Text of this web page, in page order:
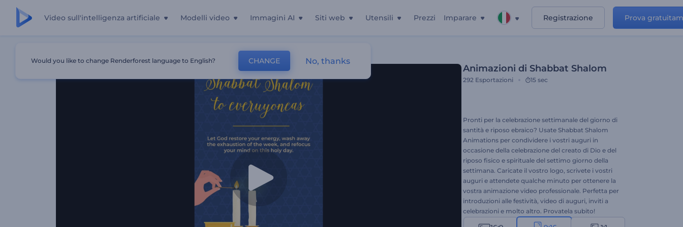
Video sull'intelligenza artificiale Modelli video Immagini AI Siti web Utensili Prezzi Imparare Registrazione Prova
Animazioni di Shabbat Shalom
292 Esportazioni 15 sec
Pronti per la celebrazione settimanale del giorno di
santità e riposo ebraico? Usate Shabbat Shalom
Animations per condividere i vostri auguri in
occasione della celebrazione del creato di Dio e del
riposo fisico e spirituale del settimo giorno della
settimana. Caricate il vostro logo, scrivete i vostri
auguri e attendete qualche minuto per ottenere la
vostra animazione video professionale. Perfetta per
introduzioni alle festività, video di auguri, inviti a
celebrazioni e molto altro. Provatela subito!
Would you like to change Renderforest language to English? CHANGE No, thanks